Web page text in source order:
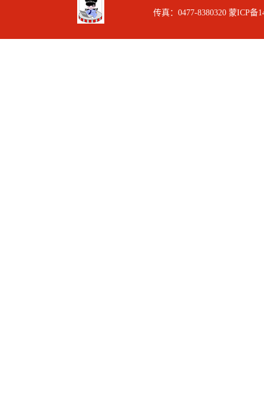
传真：0477-8380320 蒙ICP备